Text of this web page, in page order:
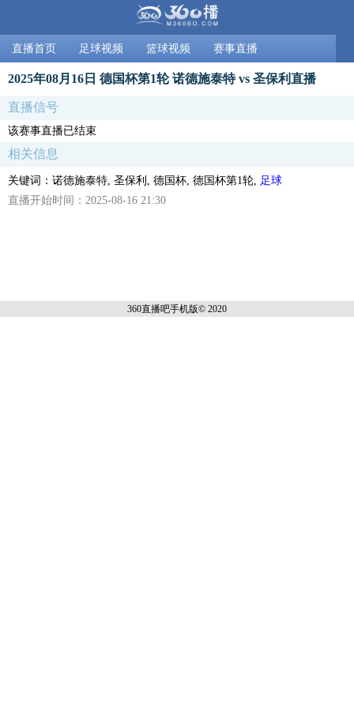
直播首页 足球视频 篮球视频 赛事直播
2025年08月16日 德国杯第1轮 诺德施泰特 vs 圣保利直播
直播信号
该赛事直播已结束
相关信息
关键词：诺德施泰特, 圣保利, 德国杯, 德国杯第1轮,
足球
直播开始时间：2025-08-16 21:30
360直播吧手机版© 2020